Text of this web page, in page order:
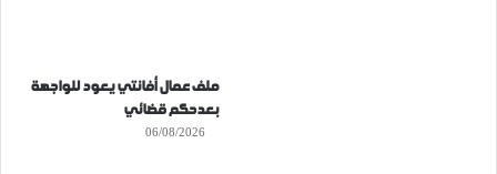
ملف عمال أفانتي يعود للواجهة
بعدحكم قضائي
06/08/2026